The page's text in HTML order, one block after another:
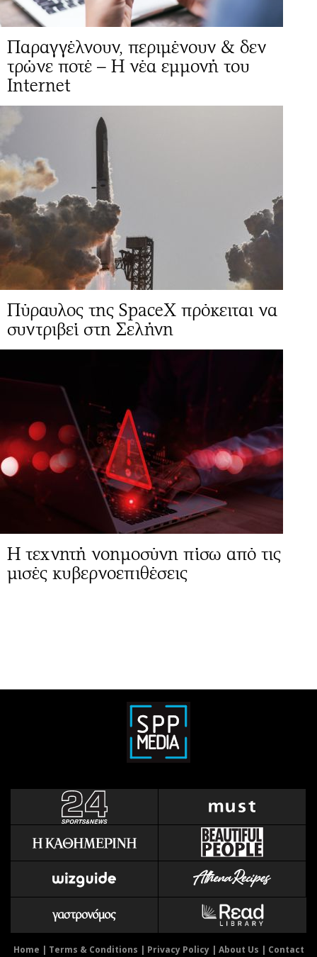
Παραγγέλνουν, περιμένουν & δεν
τρώνε ποτέ – Η νέα εμμονή του
Internet
Πύραυλος της SpaceX πρόκειται να
συντριβεί στη Σελήνη
Η τεχνητή νοημοσύνη πίσω από τις
μισές κυβερνοεπιθέσεις
Home | Terms & Conditions | Privacy Policy| About Us | Contact